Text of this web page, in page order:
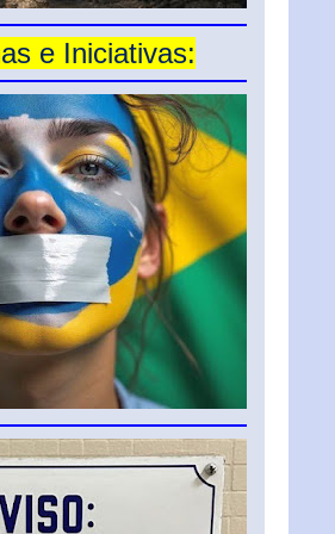
e Iniciativas: